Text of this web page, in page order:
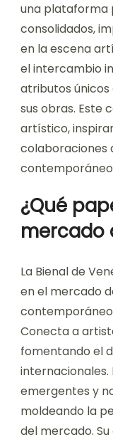
una plataforma
consolidados,
en la escena
el intercambio
atributos
sus obras. Este
artístico,
colaboraciones
¿Qué
mercado
La Bienal de
en el mercado
contemporáneo
Conecta a
fomentando el
emergentes y
moldeando la
del mercado.